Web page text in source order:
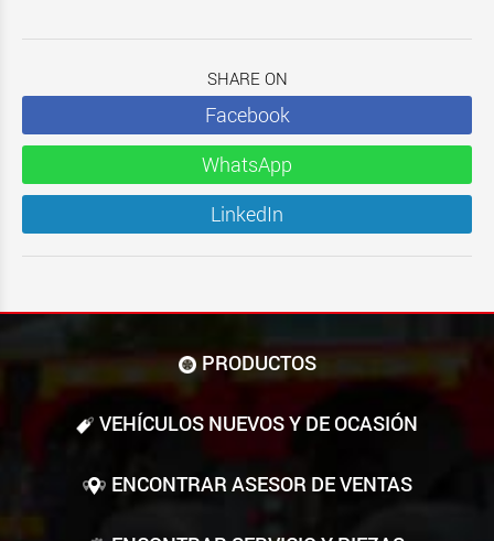
SHARE ON
Facebook
WhatsApp
LinkedIn
PRODUCTOS
VEHÍCULOS NUEVOS Y DE OCASIÓN
ENCONTRAR ASESOR DE VENTAS